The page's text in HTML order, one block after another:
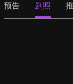
预告 剧照